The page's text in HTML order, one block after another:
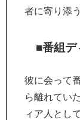
者に寄り添
■番組デ
彼に会って
ら離れてい
ィア人とし